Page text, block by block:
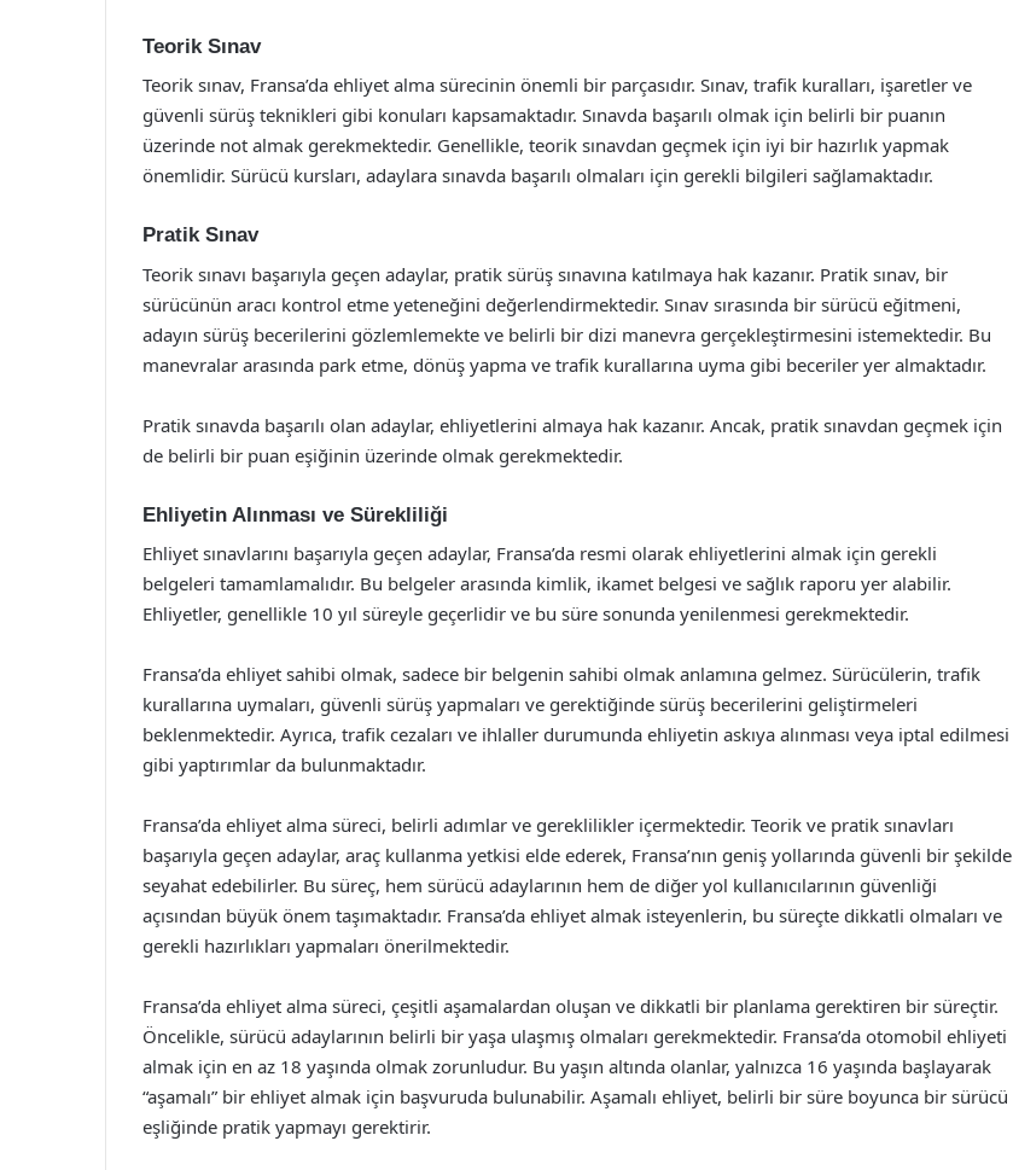
Teorik Sınav
Teorik sınav, Fransa’da ehliyet alma sürecinin önemli bir parçasıdır. Sınav, trafik kuralları, işaretler ve
güvenli sürüş teknikleri gibi konuları kapsamaktadır. Sınavda başarılı olmak için belirli bir puanın
üzerinde not almak gerekmektedir. Genellikle, teorik sınavdan geçmek için iyi bir hazırlık yapmak
önemlidir. Sürücü kursları, adaylara sınavda başarılı olmaları için gerekli bilgileri sağlamaktadır.
Pratik Sınav
Teorik sınavı başarıyla geçen adaylar, pratik sürüş sınavına katılmaya hak kazanır. Pratik sınav, bir
sürücünün aracı kontrol etme yeteneğini değerlendirmektedir. Sınav sırasında bir sürücü eğitmeni,
adayın sürüş becerilerini gözlemlemekte ve belirli bir dizi manevra gerçekleştirmesini istemektedir. Bu
manevralar arasında park etme, dönüş yapma ve trafik kurallarına uyma gibi beceriler yer almaktadır.
Pratik sınavda başarılı olan adaylar, ehliyetlerini almaya hak kazanır. Ancak, pratik sınavdan geçmek için
de belirli bir puan eşiğinin üzerinde olmak gerekmektedir.
Ehliyetin Alınması ve Sürekliliği
Ehliyet sınavlarını başarıyla geçen adaylar, Fransa’da resmi olarak ehliyetlerini almak için gerekli
belgeleri tamamlamalıdır. Bu belgeler arasında kimlik, ikamet belgesi ve sağlık raporu yer alabilir.
Ehliyetler, genellikle 10 yıl süreyle geçerlidir ve bu süre sonunda yenilenmesi gerekmektedir.
Fransa’da ehliyet sahibi olmak, sadece bir belgenin sahibi olmak anlamına gelmez. Sürücülerin, trafik
kurallarına uymaları, güvenli sürüş yapmaları ve gerektiğinde sürüş becerilerini geliştirmeleri
beklenmektedir. Ayrıca, trafik cezaları ve ihlaller durumunda ehliyetin askıya alınması veya iptal edilmesi
gibi yaptırımlar da bulunmaktadır.
Fransa’da ehliyet alma süreci, belirli adımlar ve gereklilikler içermektedir. Teorik ve pratik sınavları
başarıyla geçen adaylar, araç kullanma yetkisi elde ederek, Fransa’nın geniş yollarında güvenli bir şekilde
seyahat edebilirler. Bu süreç, hem sürücü adaylarının hem de diğer yol kullanıcılarının güvenliği
açısından büyük önem taşımaktadır. Fransa’da ehliyet almak isteyenlerin, bu süreçte dikkatli olmaları ve
gerekli hazırlıkları yapmaları önerilmektedir.
Fransa’da ehliyet alma süreci, çeşitli aşamalardan oluşan ve dikkatli bir planlama gerektiren bir süreçtir.
Öncelikle, sürücü adaylarının belirli bir yaşa ulaşmış olmaları gerekmektedir. Fransa’da otomobil ehliyeti
almak için en az 18 yaşında olmak zorunludur. Bu yaşın altında olanlar, yalnızca 16 yaşında başlayarak
“aşamalı” bir ehliyet almak için başvuruda bulunabilir. Aşamalı ehliyet, belirli bir süre boyunca bir sürücü
eşliğinde pratik yapmayı gerektirir.